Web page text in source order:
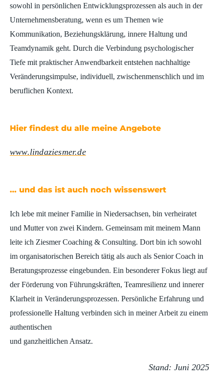
sowohl in persönlichen Entwicklungsprozessen als auch in der
Unternehmensberatung, wenn es um Themen wie
Kommunikation, Beziehungsklärung, innere Haltung und
Teamdynamik geht. Durch die Verbindung psychologischer
Tiefe mit praktischer Anwendbarkeit entstehen nachhaltige
Veränderungsimpulse, individuell, zwischenmenschlich und im
beruflichen Kontext.
Hier findest du alle meine Angebote
www.lindaziesmer.de
… und das ist auch noch wissenswert
Ich lebe mit meiner Familie in Niedersachsen, bin verheiratet
und Mutter von zwei Kindern. Gemeinsam mit meinem Mann
leite ich Ziesmer Coaching & Consulting. Dort bin ich sowohl
im organisatorischen Bereich tätig als auch als Senior Coach in
Beratungsprozesse eingebunden. Ein besonderer Fokus liegt auf
der Förderung von Führungskräften, Teamresilienz und innerer
Klarheit in Veränderungsprozessen. Persönliche Erfahrung und
professionelle Haltung verbinden sich in meiner Arbeit zu einem
authentischen
und ganzheitlichen Ansatz.
Stand: Juni 2025